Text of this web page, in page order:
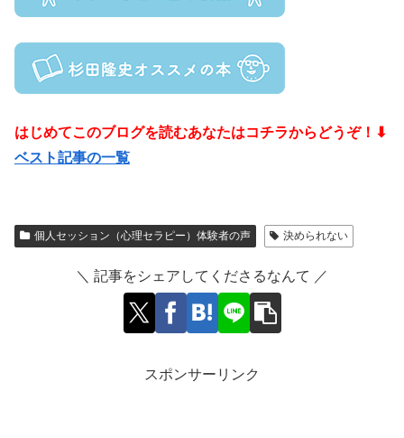
はじめてこのブログを読むあなたはコチラからどうぞ！⬇
ベスト記事の一覧
個人セッション（心理セラピー）体験者の声 決められない
＼ 記事をシェアしてくださるなんて ／
スポンサーリンク